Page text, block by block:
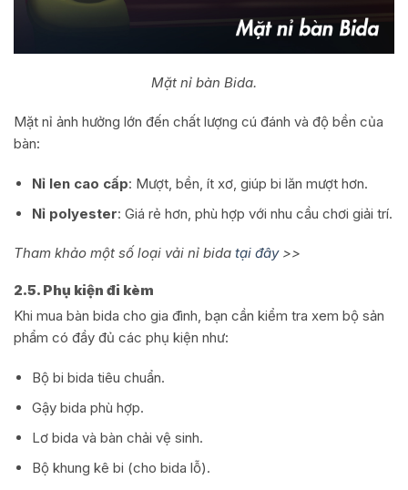
Mặt nỉ bàn Bida.
Mặt nỉ ảnh hưởng lớn đến chất lượng cú đánh và độ bền của
bàn:
Nỉ len cao cấp: Mượt, bền, ít xơ, giúp bi lăn mượt hơn.
Nỉ polyester: Giá rẻ hơn, phù hợp với nhu cầu chơi giải trí.
Tham khảo một số loại vải nỉ bida tại đây>>
2.5. Phụ kiện đi kèm
Khi mua bàn bida cho gia đình, bạn cần kiểm tra xem bộ sản
phẩm có đầy đủ các phụ kiện như:
Bộ bi bida tiêu chuẩn.
Gậy bida phù hợp.
Lơ bida và bàn chải vệ sinh.
Bộ khung kê bi (cho bida lỗ).